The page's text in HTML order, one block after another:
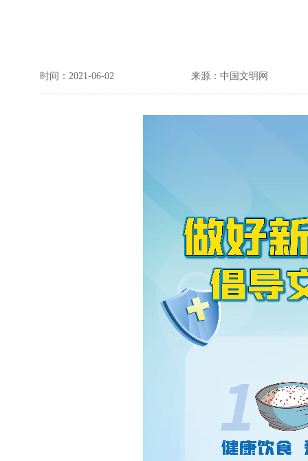
时间：2021-06-02 来源：中国文明网